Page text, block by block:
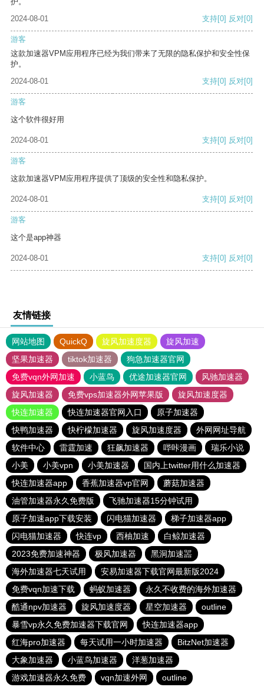
2024-08-01
支持[0] 反对[0]
游客
这款加速器VPM应用程序已经为我们带来了无限的隐私保护和安全性保
护。
2024-08-01
支持[0] 反对[0]
游客
这个软件很好用
2024-08-01 支持[0] 反对[0]
游客
这款加速器VPM应用程序提供了顶级的安全性和隐私保护。
2024-08-01 支持[0] 反对[0]
游客
这个是app神器
2024-08-01 支持[0] 反对[0]
友情链接
网站地图 QuickQ 旋风加速度器
旋风加速
坚果加速器
tiktok加速器
狗急加速器官网
免费vqn外网加速
小蓝鸟 优途加速器官网
风驰加速器
旋风加速器
免费vps加速器外网苹果版
旋风加速度器
快连加速器
快连加速器官网入口
原子加速器
快鸭加速器
快柠檬加速器 旋风加速度器
外网网址导航
软件中心
雷霆加速 狂飙加速器 哔咔漫画
瑞乐小说
小美
小美vpn 小美加速器
国内上twitter用什么加速器
快连加速器app
香蕉加速器vp官网
蘑菇加速器
油管加速器永久免费版
飞驰加速器15分钟试用
原子加速app下载安装
闪电猫加速器
梯子加速器app
闪电猫加速器
快连vp 西柚加速
白鲸加速器
2023免费加速神器
极风加速器
黑洞加速噐
海外加速器七天试用
安易加速器下载官网最新版2024
免费vqn加速下载
蚂蚁加速器
永久不收费的海外加速器
酷通npv加速器
旋风加速度器 星空加速器
outline
暴雪vp永久免费加速器下载官网
快连加速器app
红海pro加速器
每天试用一小时加速器
BitzNet加速器
大象加速器
小蓝鸟加速器
洋葱加速器
游戏加速器永久免费
vqn加速外网 outline